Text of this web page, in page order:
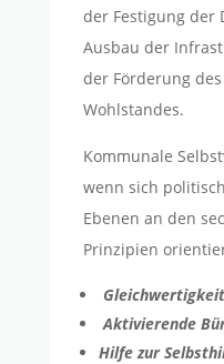
der Festigung der
Ausbau der
der Förderung
Wohlstandes.
Kommunale
wenn sich
Ebenen an den
Prinzipien
Aktivierende
Hilfe zur